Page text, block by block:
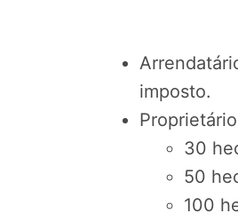
imposto.
30
50
100